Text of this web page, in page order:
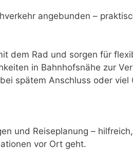
angebunden –
dem Rad und sorgen für
in Bahnhofsnähe zur
spätem Anschluss oder viel
und Reiseplanung –
vor Ort geht.